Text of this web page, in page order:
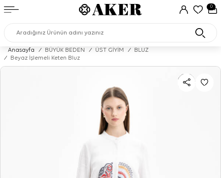
0
Anasayfa / BÜYÜK BEDEN / ÜST GİYİM /
BLUZ
/
Beyaz İşlemeli Keten Bluz